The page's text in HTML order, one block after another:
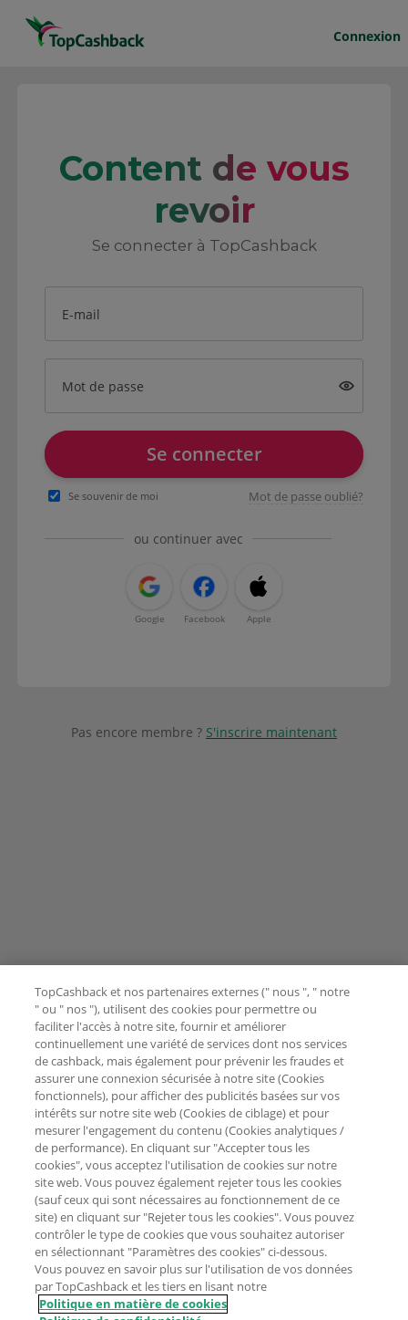
Connexion
Content de vous
revoir
Se connecter à TopCashback
E-mail
Mot de passe
Se connecter
Se souvenir de moi Mot de passe oublié?
ou continuer avec
Google Facebook Apple
Pas encore membre ? S'inscrire maintenant
TopCashback et nos partenaires externes (" nous ", " notre
" ou " nos "), utilisent des cookies pour permettre ou
faciliter l'accès à notre site, fournir et améliorer
continuellement une variété de services dont nos services
de cashback, mais également pour prévenir les fraudes et
assurer une connexion sécurisée à notre site (Cookies
fonctionnels), pour afficher des publicités basées sur vos
intérêts sur notre site web (Cookies de ciblage) et pour
mesurer l'engagement du contenu (Cookies analytiques /
de performance). En cliquant sur "Accepter tous les
cookies", vous acceptez l'utilisation de cookies sur notre
site web. Vous pouvez également rejeter tous les cookies
(sauf ceux qui sont nécessaires au fonctionnement de ce
site) en cliquant sur "Rejeter tous les cookies". Vous pouvez
contrôler le type de cookies que vous souhaitez autoriser
en sélectionnant "Paramètres des cookies" ci-dessous.
Vous pouvez en savoir plus sur l'utilisation de vos données
par TopCashback et les tiers en lisant notre
Politique en matière de cookies